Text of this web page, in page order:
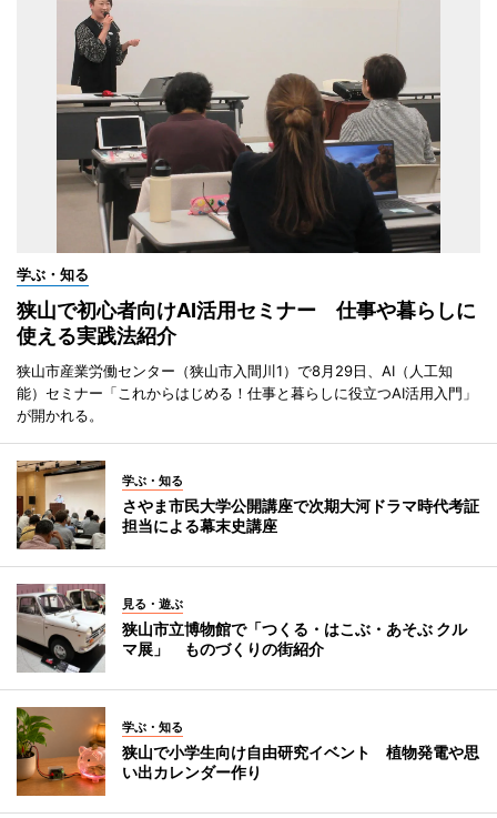
学ぶ・知る
狭山で初心者向けAI活用セミナー 仕事や暮らしに
使える実践法紹介
狭山市産業労働センター（狭山市入間川1）で8月29日、AI（人工知
能）セミナー「これからはじめる！仕事と暮らしに役立つAI活用入門」
が開かれる。
学ぶ・知る
さやま市民大学公開講座で次期大河ドラマ時代考証
担当による幕末史講座
見る・遊ぶ
狭山市立博物館で「つくる・はこぶ・あそぶ クル
マ展」 ものづくりの街紹介
学ぶ・知る
狭山で小学生向け自由研究イベント 植物発電や思
い出カレンダー作り